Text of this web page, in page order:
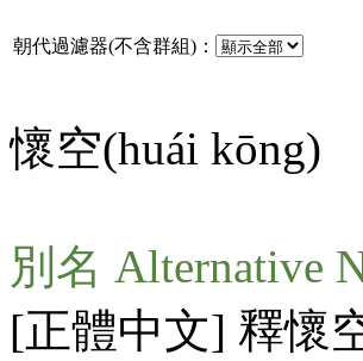
朝代過濾器(不含群組)：
懷空(huái kōng)
別名 Alternative
[正體中文] 釋懷